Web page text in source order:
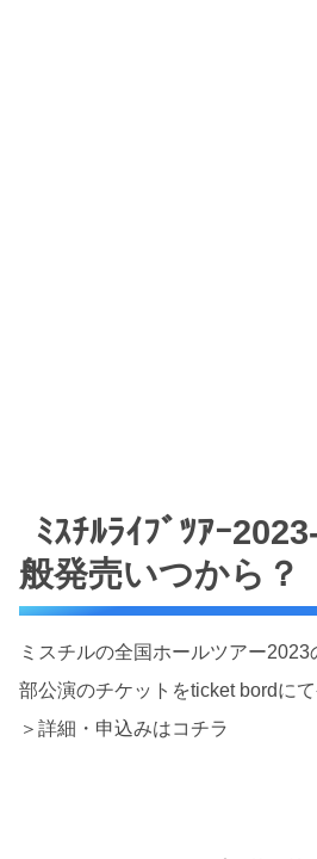
ﾐｽﾁﾙﾗｲﾌﾞﾂｱｰ
般発売いつから？
ミスチルの全国ホールツアー
部公演のチケットをticket bordにて
＞詳細・申込みはコチラ